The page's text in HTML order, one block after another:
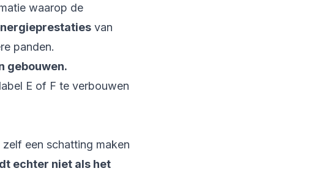
waarop de
van
panden.
gebouwen.
E of F te verbouwen
een schatting maken
echter niet als het